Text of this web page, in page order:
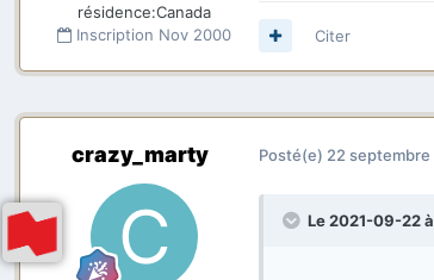
résidence:Canada
Inscription Nov 2000 Citer
crazy_marty Posté(e) 22 septembre
Le 2021-09-22